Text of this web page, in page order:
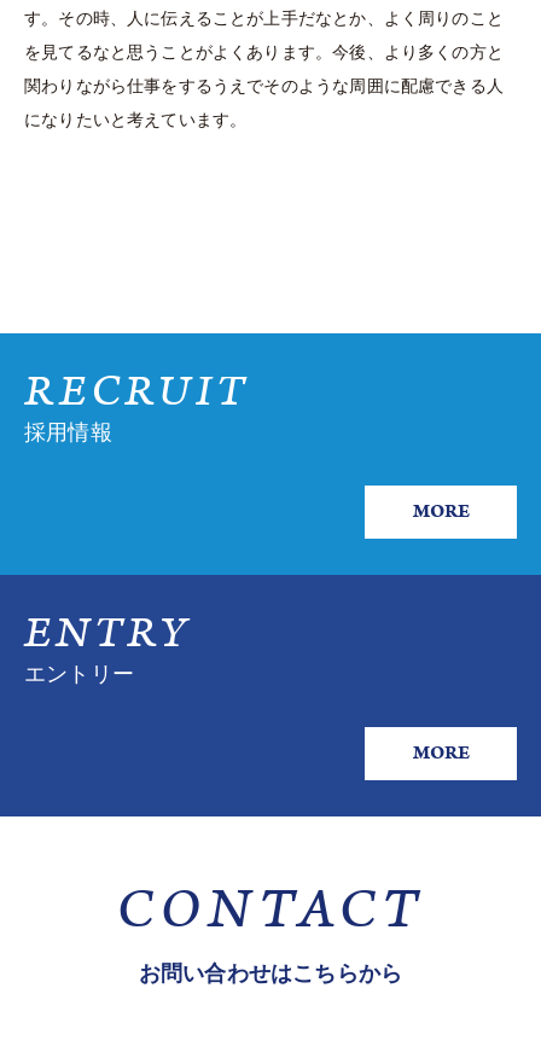
す。その時、人に伝えることが上手だなとか、よく周りのこと
を見てるなと思うことがよくあります。今後、より多くの方と
関わりながら仕事をするうえでそのような周囲に配慮できる人
になりたいと考えています。
RECRUIT
採用情報
MORE
ENTRY
エントリー
MORE
CONTACT
お問い合わせはこちらから